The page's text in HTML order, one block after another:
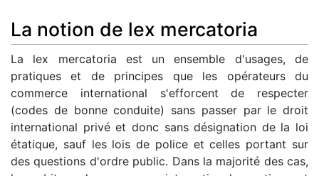
La notion de lex mercatoria
La lex mercatoria est un ensemble d'usages, de
pratiques et de principes que les opérateurs du
commerce international s'efforcent de respecter
(codes de bonne conduite) sans passer par le droit
international privé et donc sans désignation de la loi
étatique, sauf les lois de police et celles portant sur
des questions d'ordre public. Dans la majorité des cas,